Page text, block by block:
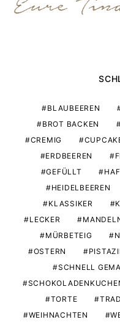
BLAUBEEREN
BROT BACKEN
CREMIG
ERDBEEREN
GEFÜLLT
HEIDELBEEREN
KLASSIKER
LECKER
MÜRBETEIG
OSTERN
SCHNELL
TORTE
WEIHNACHTEN